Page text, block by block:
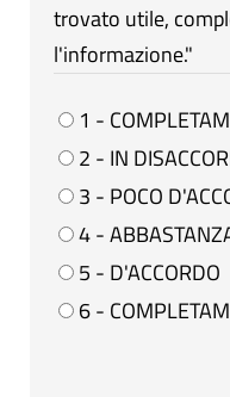
trovato utile,
l'informazione."
1 -
2 - IN
3 - POCO
4 -
5 - D'ACCORDO
6 -